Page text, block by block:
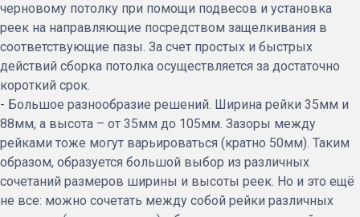
черновому потолку при помощи подвесов и установка
реек на направляющие посредством защелкивания в
соответствующие пазы. За счет простых и быстрых
действий сборка потолка осуществляется за достаточно
короткий срок.
- Большое разнообразие решений. Ширина рейки 35мм и
88мм, а высота – от 35мм до 105мм. Зазоры между
рейками тоже могут варьироваться (кратно 50мм). Таким
образом, образуется большой выбор из различных
сочетаний размеров ширины и высоты реек. Но и это ещё
не все: можно сочетать между собой рейки различных